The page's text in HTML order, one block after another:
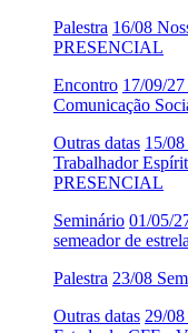
Palestra 16/08
PRESENCIAL
Encontro 17/09/
Comunicação
Outras datas 15/
Trabalhador
PRESENCIAL
Seminário 01/05/
semeador de
Palestra 23/08
Outras datas 29/